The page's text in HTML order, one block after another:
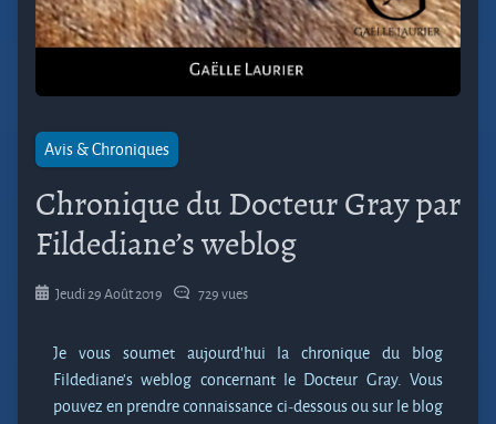
Avis & Chroniques
Chronique du Docteur Gray par
Fildediane’s weblog
Jeudi 29 Août 2019 729 vues
Je vous soumet aujourd’hui la chronique du blog
Fildediane’s weblog concernant le Docteur Gray. Vous
pouvez en prendre connaissance ci-dessous ou sur le blog